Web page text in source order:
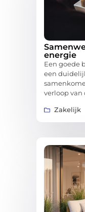
energie
Een goede
een
verloop van
Zakelijk